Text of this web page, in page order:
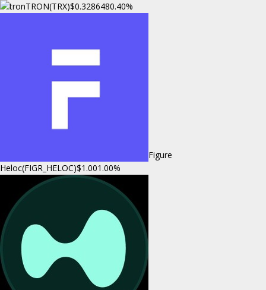
TRON(TRX)$0.3286480.40%
Figure
Heloc(FIGR_HELOC)$1.001.00%